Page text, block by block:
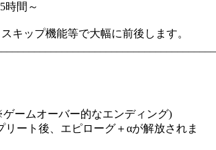
間～
キップ機能等で大幅に前後します。
ムオーバー的なエンディング)
ート後、エピローグ＋αが解放されま